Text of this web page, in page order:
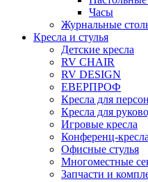
Часы
Журнальные
Кресла и стулья
Детские кресла
RV CHAIR
RV DESIGN
ЕВЕРПРОФ
Кресла для
Кресла для
Игровые кресла
Конференц-кресла
Офисные стулья
Многоместные
Запчасти и